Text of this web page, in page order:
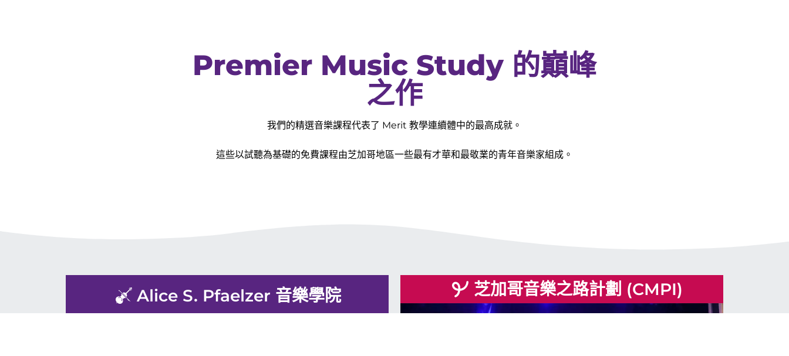
Premier Music Study 的巔峰
之作
我們的精選音樂課程代表了 Merit 教學連續體中的最高成就。
這些以試聽為基礎的免費課程由芝加哥地區一些最有才華和最敬業的青年音樂家組成。
Alice S. Pfaelzer 音樂學院 芝加哥音樂之路計劃 (CMPI)